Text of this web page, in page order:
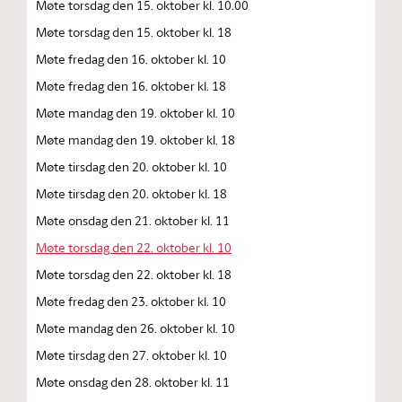
Møte torsdag den 15. oktober kl. 10.00
Møte torsdag den 15. oktober kl. 18
Møte fredag den 16. oktober kl. 10
Møte fredag den 16. oktober kl. 18
Møte mandag den 19. oktober kl. 10
Møte mandag den 19. oktober kl. 18
Møte tirsdag den 20. oktober kl. 10
Møte tirsdag den 20. oktober kl. 18
Møte onsdag den 21. oktober kl. 11
Møte torsdag den 22. oktober kl. 10
Møte torsdag den 22. oktober kl. 18
Møte fredag den 23. oktober kl. 10
Møte mandag den 26. oktober kl. 10
Møte tirsdag den 27. oktober kl. 10
Møte onsdag den 28. oktober kl. 11